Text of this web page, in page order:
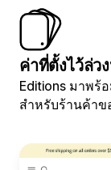
ค่าที่ตั้งไว้ล่ว
Editions มาพร้
สำหรับร้านค้าข